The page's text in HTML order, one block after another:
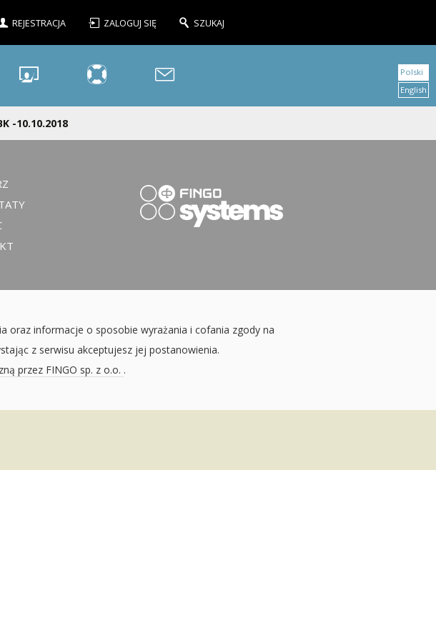
REJESTRACJA ZALOGUJ SIĘ SZUKAJ
-10.10.2018
Polski
English
oraz informacje o sposobie wyrażania i cofania zgody na
z serwisu akceptujesz jej postanowienia.
przez FINGO sp. z o.o. .